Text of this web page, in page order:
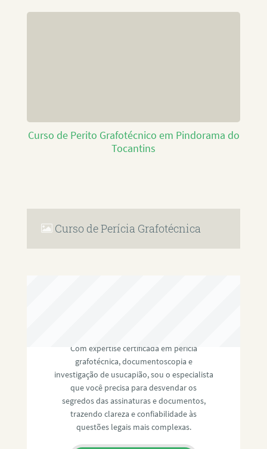
Curso de Perito Grafotécnico em Pindorama do
Tocantins
Curso de Perícia Grafotécnica
Com expertise certificada em perícia
grafotécnica, documentoscopia e
investigação de usucapião, sou o especialista
que você precisa para desvendar os
segredos das assinaturas e documentos,
trazendo clareza e confiabilidade às
questões legais mais complexas.